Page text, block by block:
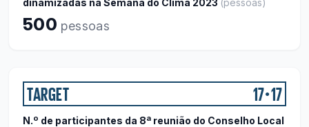
dinamizadas na Semana do Clima 2023 (pessoas)
500 pessoas
TARGET 17●17
N.º de participantes da 8ª reunião do Conselho Local